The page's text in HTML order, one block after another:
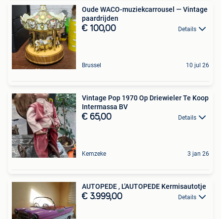
Oude WACO-muziekcarrousel — Vintage
paardrijden
€ 100,00 Details
Brussel 10 jul 26
Vintage Pop 1970 Op Driewieler Te Koop
Intermassa BV
€ 65,00 Details
Kemzeke 3 jan 26
AUTOPEDE , L'AUTOPEDE Kermisautotje
€ 3.999,00 Details